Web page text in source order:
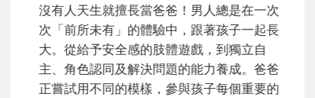
沒有人天生就擅長當爸爸！男人總是在一次
次「前所未有」的體驗中，跟著孩子一起長
大。從給予安全感的肢體遊戲，到獨立自
主、角色認同及解決問題的能力養成。爸爸
正嘗試用不同的模樣，參與孩子每個重要的